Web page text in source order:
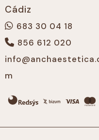
Cádiz
683 30 04 18
856 612 020
m